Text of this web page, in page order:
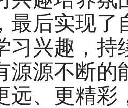
最后实现了
习兴趣，
源源不断的
远、更精彩